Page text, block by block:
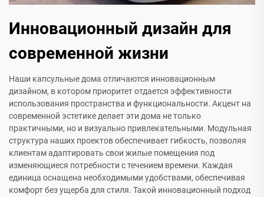
Инновационный дизайн для
современной жизни
Наши капсульные дома отличаются инновационным
дизайном, в котором приоритет отдается эффективности
использования пространства и функциональности. Акцент на
современной эстетике делает эти дома не только
практичными, но и визуально привлекательными. Модульная
структура наших проектов обеспечивает гибкость, позволяя
клиентам адаптировать свои жилые помещения под
изменяющиеся потребности с течением времени. Каждая
единица оснащена необходимыми удобствами, обеспечивая
комфорт без ущерба для стиля. Такой инновационный подход